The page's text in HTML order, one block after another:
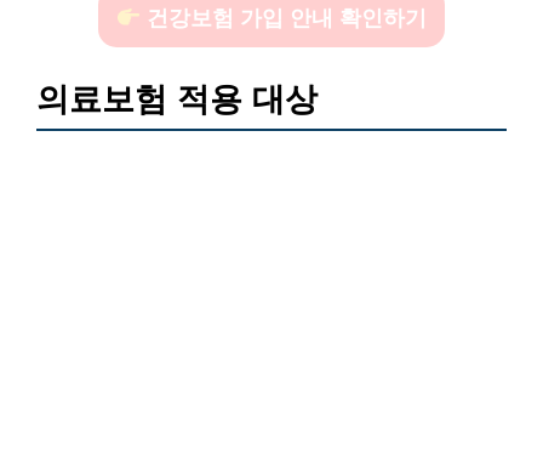
건강보험 가입 안내 확인하기
의료보험 적용 대상